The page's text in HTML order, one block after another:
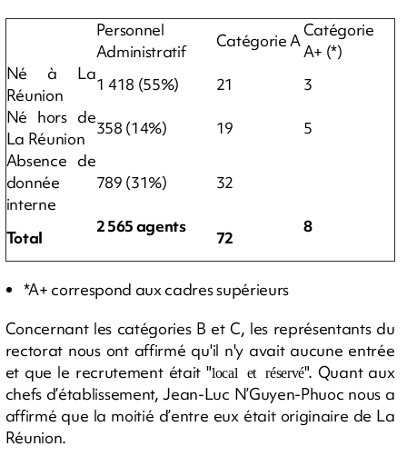
Personnel
Administratif
Catégorie A
Catégorie
A+ (*)
Né à La
Réunion
1 418 (55%) 21
3
Né hors de
La Réunion
358 (14%) 19
5
Absence de
donnée
interne
789 (31%) 32
Total
2 565 agents
72
8
*A+ correspond aux cadres supérieurs
Concernant les catégories B et C, les représentants du
rectorat nous ont affirmé qu'il n'y avait aucune entrée
et que le recrutement était "local et réservé". Quant aux
chefs d’établissement, Jean-Luc N’Guyen-Phuoc nous a
affirmé que la moitié d’entre eux était originaire de La
Réunion.